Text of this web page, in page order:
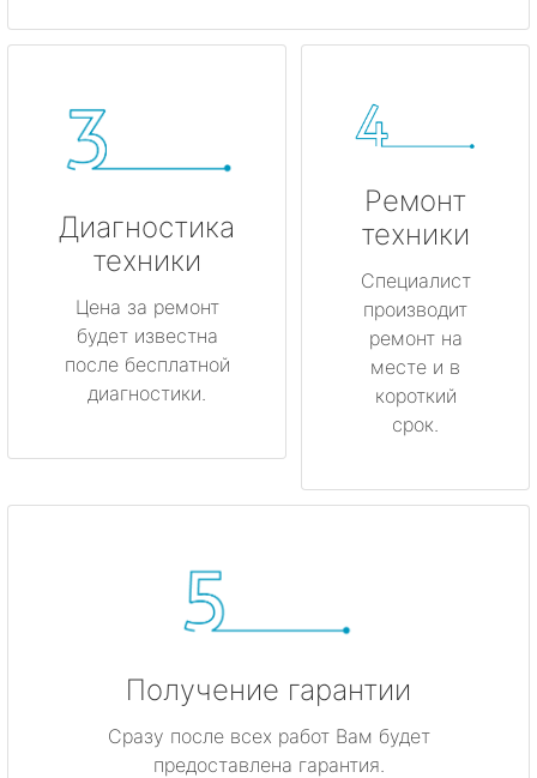
Диагностика
техники
Цена за ремонт
будет известна
после бесплатной
диагностики.
Ремонт
техники
Специалист
производит
ремонт на
месте и в
короткий
срок.
Получение гарантии
Сразу после всех работ Вам будет
предоставлена гарантия.